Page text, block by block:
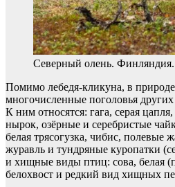
Северный олень.
Помимо лебедя-кликуна, в
многочисленные поголовья
К ним относятся: гага, серая
нырок, озёрные и серебристые
белая трясогузка, чибис, полевые
журавль и тундряные куропатки
и хищные виды птиц: сова, белая
белохвост и редкий вид хищных